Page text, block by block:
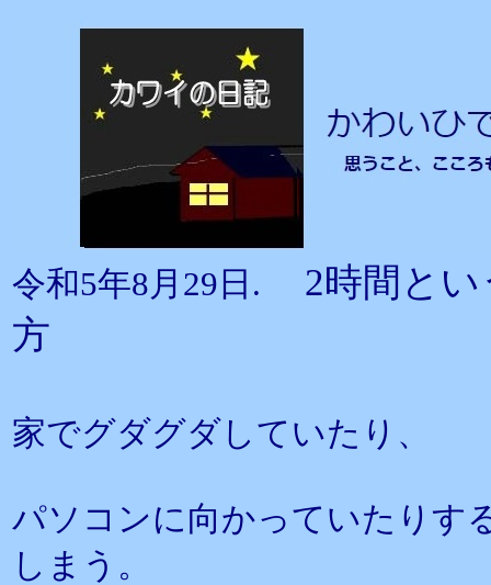
令和5年8月29日.
2時間と
方
家でグダグダしていたり、
パソコンに向かっていたりす
しまう。